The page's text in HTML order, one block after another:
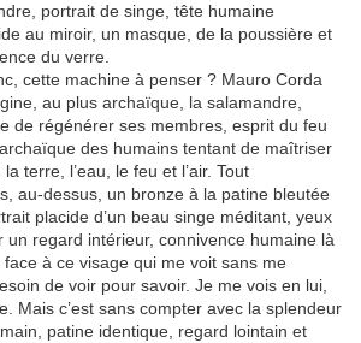
portrait de singe, tête humaine
au miroir, un masque, de la poussière et
du verre.
cette machine à penser ? Mauro Corda
au plus archaïque, la salamandre,
de régénérer ses membres, esprit du feu
des humains tentant de maîtriser
terre, l’eau, le feu et l’air. Tout
au-dessus, un bronze à la patine bleutée
placide d’un beau singe méditant, yeux
un regard intérieur, connivence humaine là
à ce visage qui me voit sans me
de voir pour savoir. Je me vois en lui,
Mais c’est sans compter avec la splendeur
patine identique, regard lointain et